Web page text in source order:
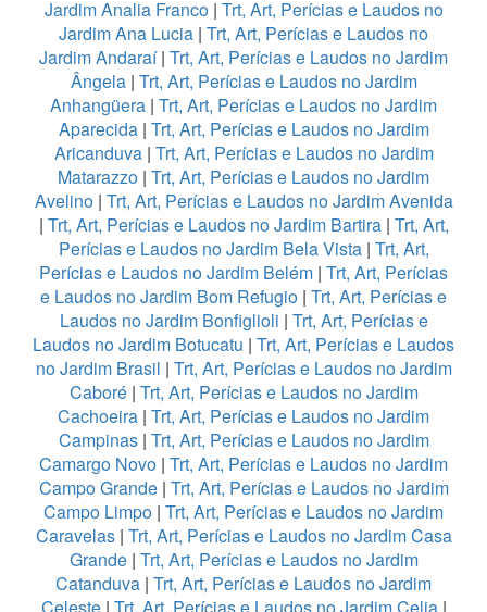
Jardim Analia Franco| Trt, Art, Perícias e Laudos no
Jardim Ana Lucia | Trt, Art, Perícias e Laudos no
Jardim Andaraí| Trt, Art, Perícias e Laudos no Jardim
Ângela| Trt, Art, Perícias e Laudos no Jardim
Anhangüera | Trt, Art, Perícias e Laudos no Jardim
Aparecida| Trt, Art, Perícias e Laudos no Jardim
Aricanduva| Trt, Art, Perícias e Laudos no Jardim
Matarazzo | Trt, Art, Perícias e Laudos no Jardim
Avelino| Trt, Art, Perícias e Laudos no Jardim Avenida
| Trt, Art, Perícias e Laudos no Jardim Bartira| Trt, Art,
Perícias e Laudos no Jardim Bela Vista| Trt, Art,
Perícias e Laudos no Jardim Belém | Trt, Art, Perícias
e Laudos no Jardim Bom Refugio | Trt, Art, Perícias e
Laudos no Jardim Bonfiglioli | Trt, Art, Perícias e
Laudos no Jardim Botucatu | Trt, Art, Perícias e Laudos
no Jardim Brasil | Trt, Art, Perícias e Laudos no Jardim
Caboré| Trt, Art, Perícias e Laudos no Jardim
Cachoeira | Trt, Art, Perícias e Laudos no Jardim
Campinas| Trt, Art, Perícias e Laudos no Jardim
Camargo Novo | Trt, Art, Perícias e Laudos no Jardim
Campo Grande| Trt, Art, Perícias e Laudos no Jardim
Campo Limpo | Trt, Art, Perícias e Laudos no Jardim
Caravelas| Trt, Art, Perícias e Laudos no Jardim Casa
Grande| Trt, Art, Perícias e Laudos no Jardim
Catanduva | Trt, Art, Perícias e Laudos no Jardim